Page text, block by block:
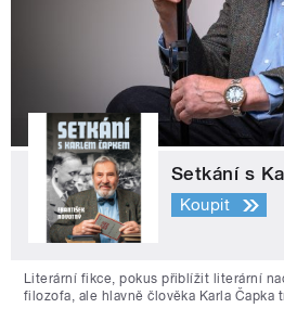
Setkání s
Koupit
Literární fikce, pokus přiblížit literární
filozofa, ale hlavně člověka Karla Čapka